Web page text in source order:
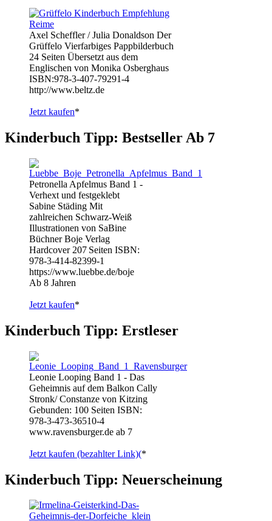
Axel Scheffler / Julia Donaldson Der
Grüffelo Vierfarbiges Pappbilderbuch
24 Seiten Übersetzt aus dem
Englischen von Monika Osberghaus
ISBN:978-3-407-79291-4
http://www.beltz.de
Jetzt kaufen*
Kinderbuch Tipp: Bestseller Ab 7
Petronella Apfelmus Band 1 -
Verhext und festgeklebt
Sabine Städing Mit
zahlreichen Schwarz-Weiß
Illustrationen von SaBine
Büchner Boje Verlag
Hardcover 207 Seiten ISBN:
978-3-414-82399-1
https://www.luebbe.de/boje
Ab 8 Jahren
Jetzt kaufen*
Kinderbuch Tipp: Erstleser
Leonie Looping Band 1 - Das
Geheimnis auf dem Balkon Cally
Stronk/ Constanze von Kitzing
Gebunden: 100 Seiten ISBN:
978-3-473-36510-4
www.ravensburger.de ab 7
Jetzt kaufen (bezahlter Link)(*
Kinderbuch Tipp: Neuerscheinung